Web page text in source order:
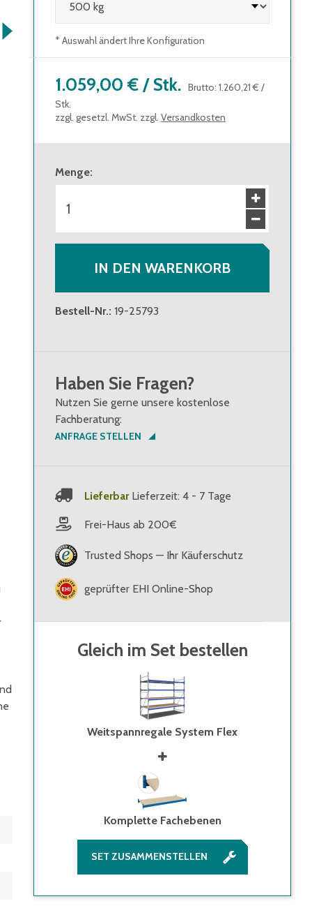
* Auswahl ändert Ihre Konfiguration
1.059,00 € / Stk. Brutto: 1.260,21 € /
Stk.
zzgl. gesetzl. MwSt. zzgl. Versandkosten
Menge:
IN DEN WARENKORB
Bestell-Nr.: 19-25793
Haben Sie Fragen?
Nutzen Sie gerne unsere kostenlose
Fachberatung:
ANFRAGE STELLEN
Lieferbar Lieferzeit: 4 - 7 Tage
Frei-Haus ab 200€
Trusted Shops — Ihr Käuferschutz
geprüfter EHI Online-Shop
Gleich im Set bestellen
Weitspannregale System Flex
Komplette Fachebenen
SET ZUSAMMENSTELLEN